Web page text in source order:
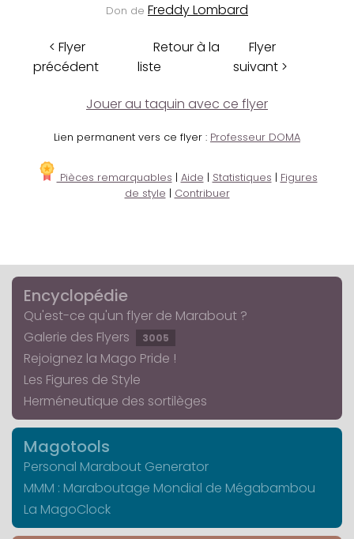
Don de Freddy Lombard
< Flyer
précédent
Retour à la
liste
Flyer
suivant >
Jouer au taquin avec ce flyer
Lien permanent vers ce flyer : Professeur DOMA
Pièces remarquables | Aide | Statistiques | Figures
de style | Contribuer
Encyclopédie
Qu'est-ce qu'un flyer de Marabout ?
Galerie des Flyers
3005
Rejoignez la Mago Pride !
Les Figures de Style
Herméneutique des sortilèges
Magotools
Personal Marabout Generator
MMM : Maraboutage Mondial de Mégabambou
La MagoClock